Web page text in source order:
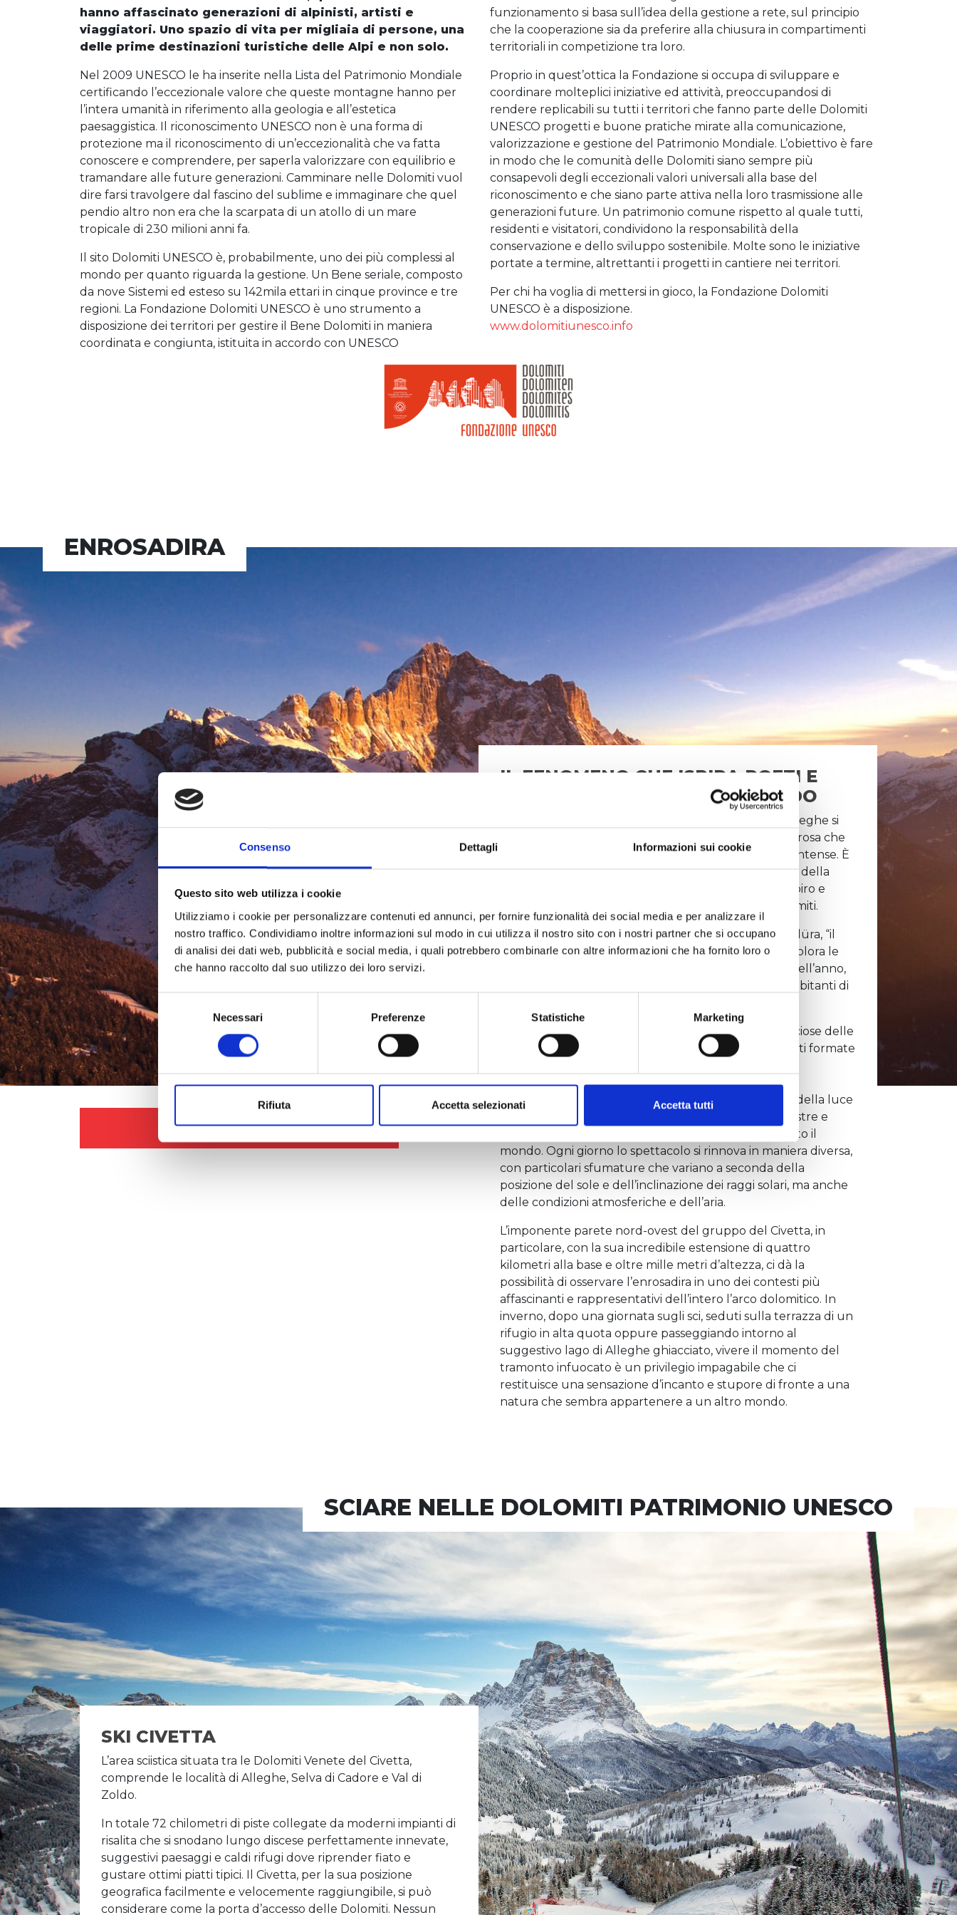
Consenso Dettagli Informazioni sui cookie
Questo sito web utilizza i cookie
Utilizziamo i cookie per personalizzare contenuti ed annunci, per fornire funzionalità dei social media e per analizzare il
nostro traffico. Condividiamo inoltre informazioni sul modo in cui utilizza il nostro sito con i nostri partner che si occupano
di analisi dei dati web, pubblicità e social media, i quali potrebbero combinarle con altre informazioni che ha fornito loro o
che hanno raccolto dal suo utilizzo dei loro servizi.
del
Necessari Preferenze Statistiche Marketing
Rifiuta Accetta selezionati Accetta tutti
RIFUGI
BAITE
APERTE
hanno affascinato generazioni di alpinisti, artisti e
viaggiatori. Uno spazio di vita per migliaia di persone, una
delle prime destinazioni turistiche delle Alpi e non solo.
Nel 2009 UNESCO le ha inserite nella Lista del Patrimonio Mondiale
certificando l’eccezionale valore che queste montagne hanno per
l’intera umanità in riferimento alla geologia e all’estetica
paesaggistica. Il riconoscimento UNESCO non è una forma di
protezione ma il riconoscimento di un’eccezionalità che va fatta
conoscere e comprendere, per saperla valorizzare con equilibrio e
tramandare alle future generazioni. Camminare nelle Dolomiti vuol
dire farsi travolgere dal fascino del sublime e immaginare che quel
pendio altro non era che la scarpata di un atollo di un mare
tropicale di 230 milioni anni fa.
Il sito Dolomiti UNESCO è, probabilmente, uno dei più complessi al
mondo per quanto riguarda la gestione. Un Bene seriale, composto
da nove Sistemi ed esteso su 142mila ettari in cinque province e tre
regioni. La Fondazione Dolomiti UNESCO è uno strumento a
disposizione dei territori per gestire il Bene Dolomiti in maniera
coordinata e congiunta, istituita in accordo con UNESCO
funzionamento si basa sull’idea della gestione a rete, sul principio
che la cooperazione sia da preferire alla chiusura in compartimenti
territoriali in competizione tra loro.
Proprio in quest’ottica la Fondazione si occupa di sviluppare e
coordinare molteplici iniziative ed attività, preoccupandosi di
rendere replicabili su tutti i territori che fanno parte delle Dolomiti
UNESCO progetti e buone pratiche mirate alla comunicazione,
valorizzazione e gestione del Patrimonio Mondiale. L’obiettivo è fare
in modo che le comunità delle Dolomiti siano sempre più
consapevoli degli eccezionali valori universali alla base del
riconoscimento e che siano parte attiva nella loro trasmissione alle
generazioni future. Un patrimonio comune rispetto al quale tutti,
residenti e visitatori, condividono la responsabilità della
conservazione e dello sviluppo sostenibile. Molte sono le iniziative
portate a termine, altrettanti i progetti in cantiere nei territori.
Per chi ha voglia di mettersi in gioco, la Fondazione Dolomiti
UNESCO è a disposizione.
www.dolomitiunesco.info
ENROSADIRA
IL FENOMENO CHE ISPIRA POETI E
VIAGGIATORI DI TUTTO IL MONDO
All’alba e al tramonto le Dolomiti che abbracciano Alleghe si
accendono di spettacolari tinte, sfumature di colore rosa che
lasciano il passo a tonalità di rosso fuoco sempre più intense. È
il momento dell’enrosadira, un incredibile spettacolo della
natura per il quale vale la pena fermarsi, fare un respiro e
contemplare il panorama indimenticabile delle Dolomiti.
L’enrosadira, dal ladino dolomitico enrosadöra e rosadüra, “il
farsi di colore rosa” deve il suo nome all’effetto che colora le
montagne e che, in modo diverso secondo i periodi dell’anno,
scandisce il passare del tempo e delle stagioni degli abitanti di
È la stessa conformazione geologica delle pareti rocciose delle
Dolomiti a causare questo fenomeno. Esse sono infatti formate
composto di carbonato di calcio e magnesio. Questa
particolare struttura chimica provoca la rifrangenza della luce
del sole e dà vita alle caratteristiche colorazioni rossastre e
aranciate che hanno ispirato poeti e viaggiatori di tutto il
mondo. Ogni giorno lo spettacolo si rinnova in maniera diversa,
con particolari sfumature che variano a seconda della
posizione del sole e dell’inclinazione dei raggi solari, ma anche
delle condizioni atmosferiche e dell’aria.
L’imponente parete nord-ovest del gruppo del Civetta, in
particolare, con la sua incredibile estensione di quattro
kilometri alla base e oltre mille metri d’altezza, ci dà la
possibilità di osservare l’enrosadira in uno dei contesti più
affascinanti e rappresentativi dell’intero l’arco dolomitico. In
inverno, dopo una giornata sugli sci, seduti sulla terrazza di un
rifugio in alta quota oppure passeggiando intorno al
suggestivo lago di Alleghe ghiacciato, vivere il momento del
tramonto infuocato è un privilegio impagabile che ci
restituisce una sensazione d’incanto e stupore di fronte a una
natura che sembra appartenere a un altro mondo.
LEGGI IL MAGAZINE
SCIARE NELLE DOLOMITI PATRIMONIO UNESCO
SKI CIVETTA
L’area sciistica situata tra le Dolomiti Venete del Civetta,
comprende le località di Alleghe, Selva di Cadore e Val di
Zoldo.
In totale 72 chilometri di piste collegate da moderni impianti di
risalita che si snodano lungo discese perfettamente innevate,
suggestivi paesaggi e caldi rifugi dove riprender fiato e
gustare ottimi piatti tipici. Il Civetta, per la sua posizione
geografica facilmente e velocemente raggiungibile, si può
considerare come la porta d’accesso delle Dolomiti. Nessun